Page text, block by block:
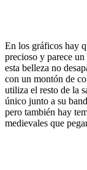
En los gráficos hay
precioso y parece
esta belleza no
con un montón de
utiliza el resto de la
único junto a su
pero también hay
medievales que